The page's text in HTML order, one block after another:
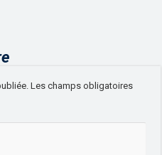
Les champs obligatoires